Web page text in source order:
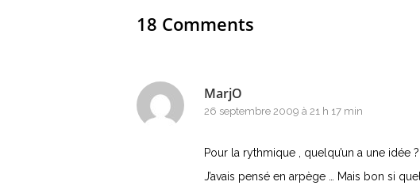
18 Comments
MarjO
26 septembre 2009 à 21 h 17 min
Pour la rythmique , quelqu’un a une idée ?
J’avais pensé en arpège … Mais bon si